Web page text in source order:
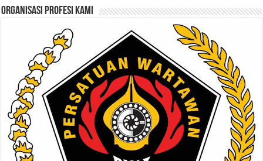
ORGANISASI PROFESI KAMI